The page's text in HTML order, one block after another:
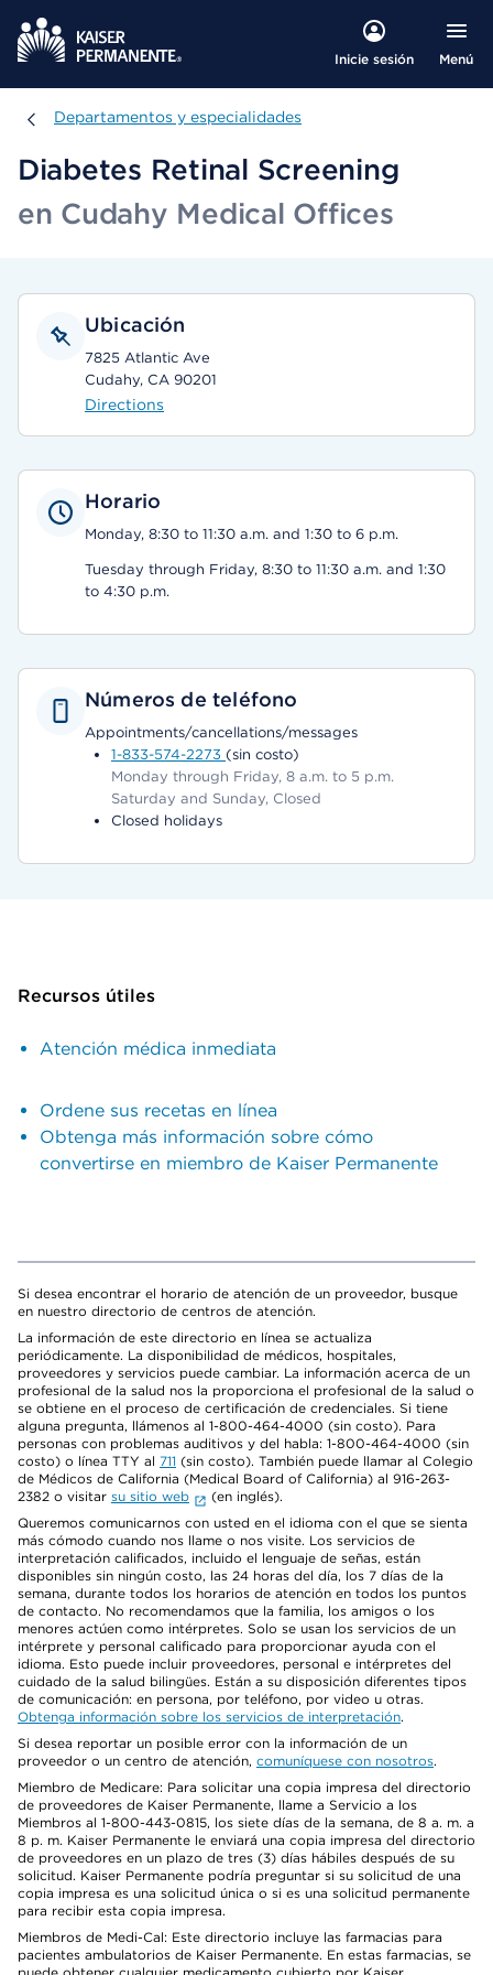
Inicie sesión Menú
Departamentos y especialidades
Departamentos y especialidades
Diabetes Retinal Screening
en Cudahy Medical Offices
Ubicación
7825 Atlantic Ave
Cudahy, CA 90201
Directions
Horario
Monday, 8:30 to 11:30 a.m. and 1:30 to 6 p.m.
Tuesday through Friday, 8:30 to 11:30 a.m. and 1:30
to 4:30 p.m.
Números de teléfono
Appointments/cancellations/messages
1-833-574-2273 (sin costo)
Monday through Friday, 8 a.m. to 5 p.m.
Saturday and Sunday, Closed
Closed holidays
Recursos útiles
Atención médica inmediata
Ordene sus recetas en línea
Obtenga más información sobre cómo
convertirse en miembro de Kaiser Permanente
Si desea encontrar el horario de atención de un proveedor, busque
en nuestro directorio de centros de atención.
La información de este directorio en línea se actualiza
periódicamente. La disponibilidad de médicos, hospitales,
proveedores y servicios puede cambiar. La información acerca de un
profesional de la salud nos la proporciona el profesional de la salud o
se obtiene en el proceso de certificación de credenciales. Si tiene
alguna pregunta, llámenos al 1-800-464-4000 (sin costo). Para
personas con problemas auditivos y del habla: 1-800-464-4000 (sin
costo) o línea TTY al 711 (sin costo). También puede llamar al Colegio
de Médicos de California (Medical Board of California) al 916-263-
2382 o visitar su sitio web
(en inglés).
Queremos comunicarnos con usted en el idioma con el que se sienta
más cómodo cuando nos llame o nos visite. Los servicios de
interpretación calificados, incluido el lenguaje de señas, están
disponibles sin ningún costo, las 24 horas del día, los 7 días de la
semana, durante todos los horarios de atención en todos los puntos
de contacto. No recomendamos que la familia, los amigos o los
menores actúen como intérpretes. Solo se usan los servicios de un
intérprete y personal calificado para proporcionar ayuda con el
idioma. Esto puede incluir proveedores, personal e intérpretes del
cuidado de la salud bilingües. Están a su disposición diferentes tipos
de comunicación: en persona, por teléfono, por video u otras.
Obtenga información sobre los servicios de interpretación.
Si desea reportar un posible error con la información de un
proveedor o un centro de atención, comuníquese con nosotros.
Miembro de Medicare: Para solicitar una copia impresa del directorio
de proveedores de Kaiser Permanente, llame a Servicio a los
Miembros al 1-800-443-0815, los siete días de la semana, de 8 a. m. a
8 p. m. Kaiser Permanente le enviará una copia impresa del directorio
de proveedores en un plazo de tres (3) días hábiles después de su
solicitud. Kaiser Permanente podría preguntar si su solicitud de una
copia impresa es una solicitud única o si es una solicitud permanente
para recibir esta copia impresa.
Miembros de Medi-Cal: Este directorio incluye las farmacias para
pacientes ambulatorios de Kaiser Permanente. En estas farmacias, se